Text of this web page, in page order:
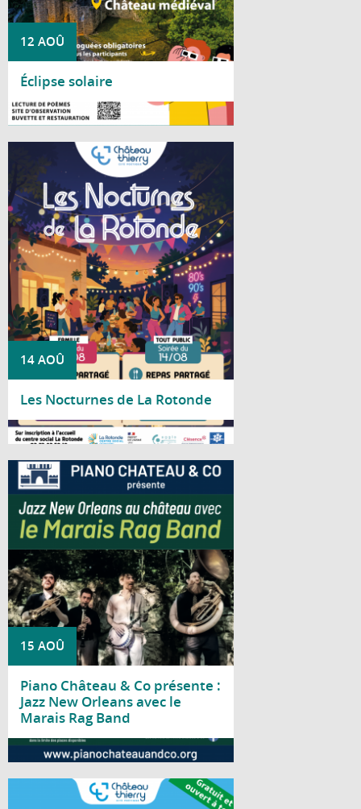
12 AOÛ
Éclipse solaire
Lire la suite
14 AOÛ
Les Nocturnes de La Rotonde
Cet été, le Centre social La Rotonde vous
invite à partager deux soirées conviviales
placées sous le signe de la bonne humeur
et de la musique.
Lire la suite
15 AOÛ
Piano Château & Co présente :
Jazz New Orleans avec le
Marais Rag Band
Piano Château & Co vous invite à découvrir
le Marais Rag Band pour un concert
consacré au jazz traditionnel de La
Nouvelle-Orléans.
Lire la suite
Du 17 au 21 août 2026, le parc Saint-